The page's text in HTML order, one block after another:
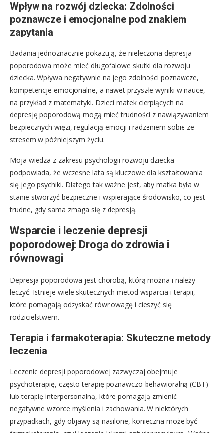
Wpływ na rozwój dziecka: Zdolności
poznawcze i emocjonalne pod znakiem
zapytania
Badania jednoznacznie pokazują, że nieleczona depresja
poporodowa może mieć długofalowe skutki dla rozwoju
dziecka. Wpływa negatywnie na jego zdolności poznawcze,
kompetencje emocjonalne, a nawet przyszłe wyniki w nauce,
na przykład z matematyki. Dzieci matek cierpiących na
depresję poporodową mogą mieć trudności z nawiązywaniem
bezpiecznych więzi, regulacją emocji i radzeniem sobie ze
stresem w późniejszym życiu.
Moja wiedza z zakresu psychologii rozwoju dziecka
podpowiada, że wczesne lata są kluczowe dla kształtowania
się jego psychiki. Dlatego tak ważne jest, aby matka była w
stanie stworzyć bezpieczne i wspierające środowisko, co jest
trudne, gdy sama zmaga się z depresją.
Wsparcie i leczenie depresji
poporodowej: Droga do zdrowia i
równowagi
Depresja poporodowa jest chorobą, którą można i należy
leczyć. Istnieje wiele skutecznych metod wsparcia i terapii,
które pomagają odzyskać równowagę i cieszyć się
rodzicielstwem.
Terapia i farmakoterapia: Skuteczne metody
leczenia
Leczenie depresji poporodowej zazwyczaj obejmuje
psychoterapię, często terapię poznawczo-behawioralną (CBT)
lub terapię interpersonalną, które pomagają zmienić
negatywne wzorce myślenia i zachowania. W niektórych
przypadkach, gdy objawy są nasilone, konieczna może być